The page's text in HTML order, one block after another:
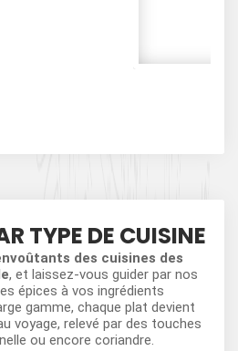
TYPE DE CUISINE
des cuisines des
, et laissez-vous guider par nos
épices à vos ingrédients
gamme, chaque plat devient
voyage, relevé par des touches
ou encore coriandre.